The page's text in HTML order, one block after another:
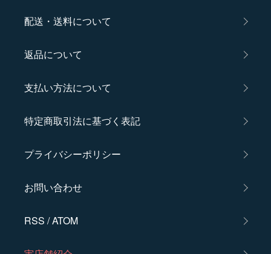
配送・送料について
返品について
支払い方法について
特定商取引法に基づく表記
プライバシーポリシー
お問い合わせ
RSS /ATOM